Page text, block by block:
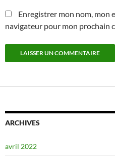
Enregistrer mon nom, mon
navigateur pour mon prochain
ARCHIVES
avril 2022